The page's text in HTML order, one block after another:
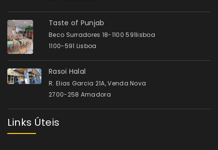
Taste of Punjab
Beco Surradores 18-1100 591lisboa
1100-591 Lisboa
Rasoi Halal
R. Elias Garcia 21A, Venda Nova
2700-258 Amadora
Links Úteis